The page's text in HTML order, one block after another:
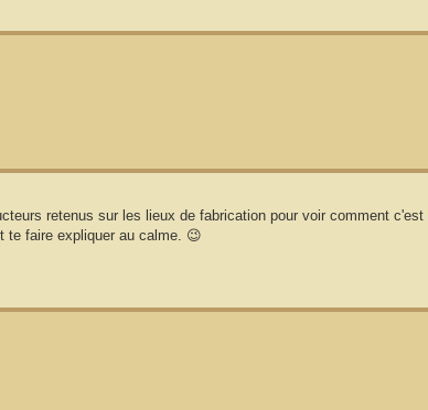
retenus sur les lieux de fabrication pour voir comment c'est
te faire expliquer au calme. 😉